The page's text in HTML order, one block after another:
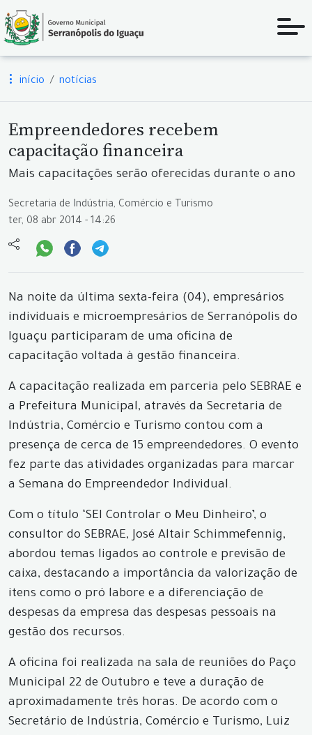
início notícias
Empreendedores recebem
capacitação financeira
Mais capacitações serão oferecidas durante o ano
Secretaria de Indústria, Comércio e Turismo
ter, 08 abr 2014 - 14:26
Na noite da última sexta-feira (04), empresários
individuais e microempresários de Serranópolis do
Iguaçu participaram de uma oficina de
capacitação voltada à gestão financeira.
A capacitação realizada em parceria pelo SEBRAE e
a Prefeitura Municipal, através da Secretaria de
Indústria, Comércio e Turismo contou com a
presença de cerca de 15 empreendedores. O evento
fez parte das atividades organizadas para marcar
a Semana do Empreendedor Individual.
Com o título ‘SEI Controlar o Meu Dinheiro’, o
consultor do SEBRAE, José Altair Schimmefennig,
abordou temas ligados ao controle e previsão de
caixa, destacando a importância da valorização de
itens como o pró labore e a diferenciação de
despesas da empresa das despesas pessoais na
gestão dos recursos.
A oficina foi realizada na sala de reuniões do Paço
Municipal 22 de Outubro e teve a duração de
aproximadamente três horas. De acordo com o
Secretário de Indústria, Comércio e Turismo, Luiz